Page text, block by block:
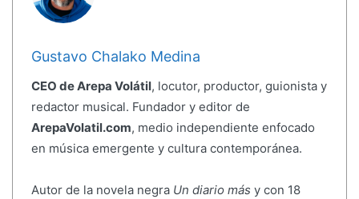
Gustavo Chalako Medina
CEO de Arepa Volátil, locutor, productor, guionista y
redactor musical. Fundador y editor de
ArepaVolatil.com, medio independiente enfocado
en música emergente y cultura contemporánea.
Autor de la novela negra Un diario más y con 18